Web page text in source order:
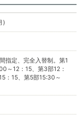
)
指定、完全入替制。第1
～12：15、第3部12：
：15、第5部15:30～